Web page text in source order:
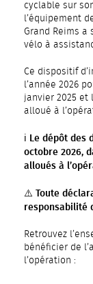
cyclable sur
l’équipement
Grand Reims a
vélo à
Ce dispositif
l’année 2026
janvier 2025 et
alloué à
ℹ️ Le dépôt des
octobre 2026,
alloués à
⚠️ Toute
responsabilité
Retrouvez
bénéficier de
l’opération :